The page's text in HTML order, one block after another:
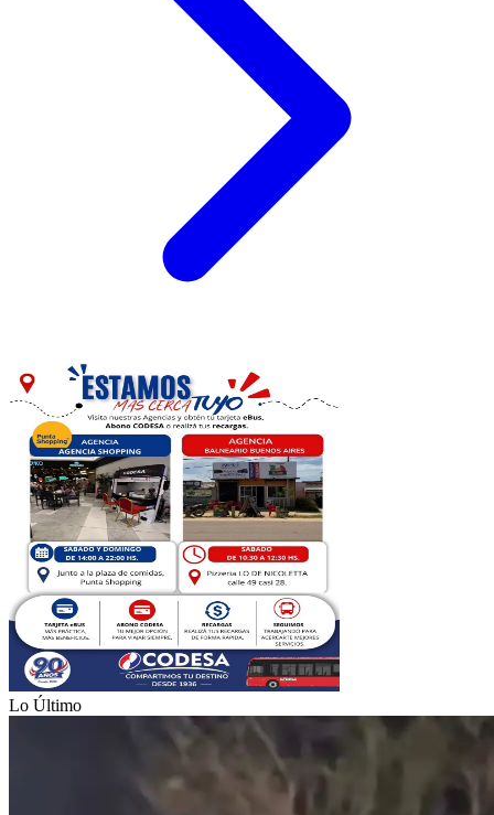
Lo Último